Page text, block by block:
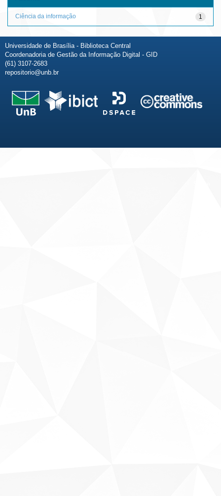
1
Ciência da informação
Universidade de Brasília - Biblioteca Central
Coordenadoria de Gestão da Informação Digital - GID
(61) 3107-2683
repositorio@unb.br